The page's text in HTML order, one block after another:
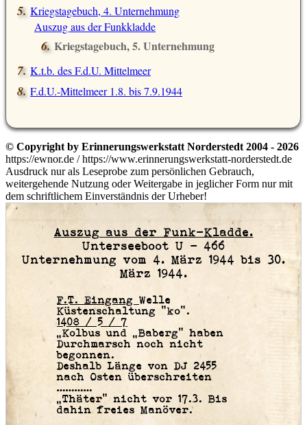
Kriegstagebuch, 4. Unternehmung
Auszug aus der Funkkladde
Kriegstagebuch, 5. Unternehmung
K.t.b. des F.d.U. Mittelmeer
F.d.U.-Mittelmeer 1.8. bis 7.9.1944
© Copyright by Erinnerungswerkstatt Norderstedt 2004 - 2026
https://ewnor.de / https://www.erinnerungswerkstatt-norderstedt.de
Ausdruck nur als Leseprobe zum persönlichen Gebrauch,
weitergehende Nutzung oder Weitergabe in jeglicher Form nur mit
dem schriftlichem Einverständnis der Urheber!
Auszug aus der Funk-Kladde.
Unterseeboot U — 466
Unternehmung vom 4. März 1944 bis 30.
März 1944.
F.T. Eingang Welle
Küstenschaltung “ko“.
1408 / 5 / 7
„Kolbus und „Baberg“ haben
Durchmarsch noch nicht
begonnen.
Deshalb Länge von DJ 2455
nach Osten überschreiten
…………
„Thäter“ nicht vor 17.3. Bis
dahin freies Manöver.